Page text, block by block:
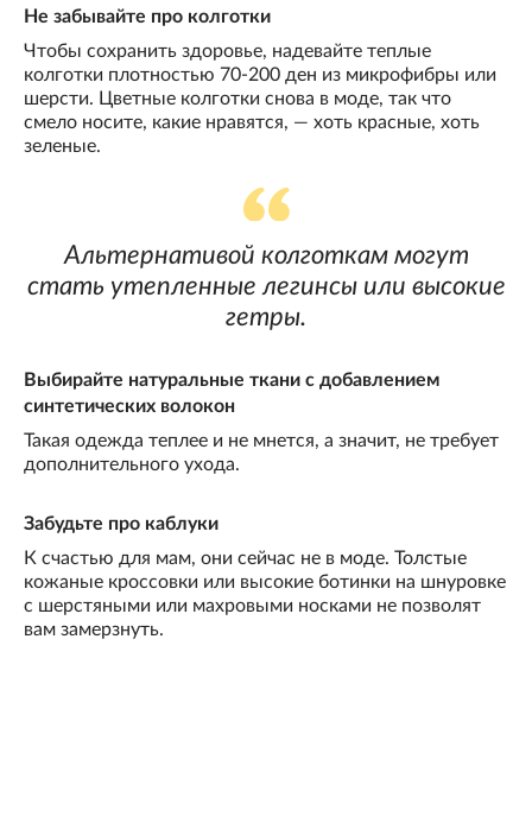
Не забывайте про колготки
Чтобы сохранить здоровье, надевайте теплые
колготки плотностью 70-200 ден из микрофибры или
шерсти. Цветные колготки снова в моде, так что
смело носите, какие нравятся, — хоть красные, хоть
зеленые.
Альтернативой колготкам могут
стать утепленные легинсы или высокие
гетры.
Выбирайте натуральные ткани с добавлением
синтетических волокон
Такая одежда теплее и не мнется, а значит, не требует
дополнительного ухода.
Забудьте про каблуки
К счастью для мам, они сейчас не в моде. Толстые
кожаные кроссовки или высокие ботинки на шнуровке
с шерстяными или махровыми носками не позволят
вам замерзнуть.